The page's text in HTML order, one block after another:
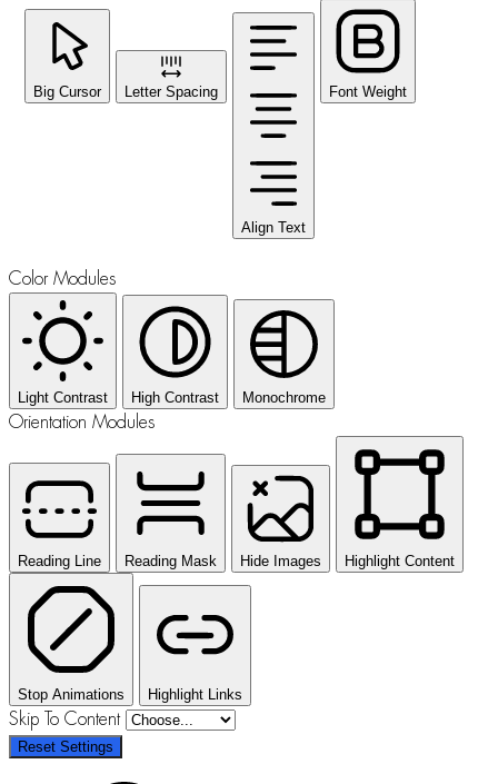
Big Cursor Letter Spacing
Align Text
Font Weight
Color Modules
Light Contrast High Contrast Monochrome
Orientation Modules
Reading Line Reading Mask Hide Images Highlight Content
Stop Animations Highlight Links
Skip To Content
Reset Settings